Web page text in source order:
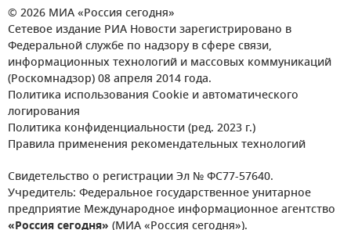
© 2026 МИА «Россия сегодня»
Сетевое издание РИА Новости зарегистрировано в
Федеральной службе по надзору в сфере связи,
информационных технологий и массовых коммуникаций
(Роскомнадзор) 08 апреля 2014 года.
Политика использования Cookie и автоматического
логирования
Политика конфиденциальности (ред. 2023 г.)
Правила применения рекомендательных технологий
Свидетельство о регистрации Эл № ФС77-57640.
Учредитель: Федеральное государственное унитарное
предприятие Международное информационное агентство